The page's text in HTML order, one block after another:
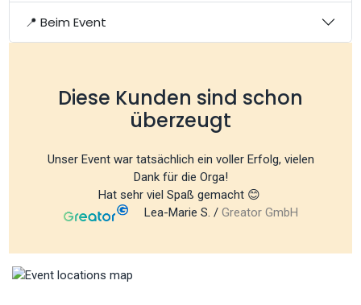
📍 Beim Event
Diese Kunden sind schon
überzeugt
Unser Event war tatsächlich ein voller Erfolg, vielen
Dank für die Orga!
Hat sehr viel Spaß gemacht 😊
Lea-Marie S. / Greator GmbH